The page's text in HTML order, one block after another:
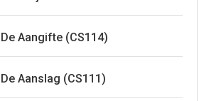
De Aangifte (CS114)
De Aanslag (CS111)